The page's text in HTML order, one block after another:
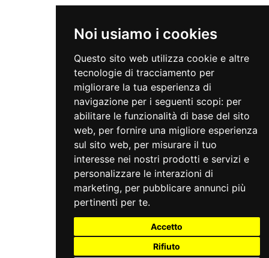
Noi usiamo i cookies
Questo sito web utilizza cookie e altre
tecnologie di tracciamento per
migliorare la tua esperienza di
navigazione per i seguenti scopi: per
abilitare le funzionalità di base del sito
web, per fornire una migliore esperienza
sul sito web, per misurare il tuo
interesse nei nostri prodotti e servizi e
personalizzare le interazioni di
marketing, per pubblicare annunci più
pertinenti per te.
Accetto
Rifiuto